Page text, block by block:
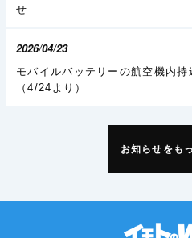
せ
2026/04/23
モバイルバッテリーの航空機内
（4/24より）
お知らせをも